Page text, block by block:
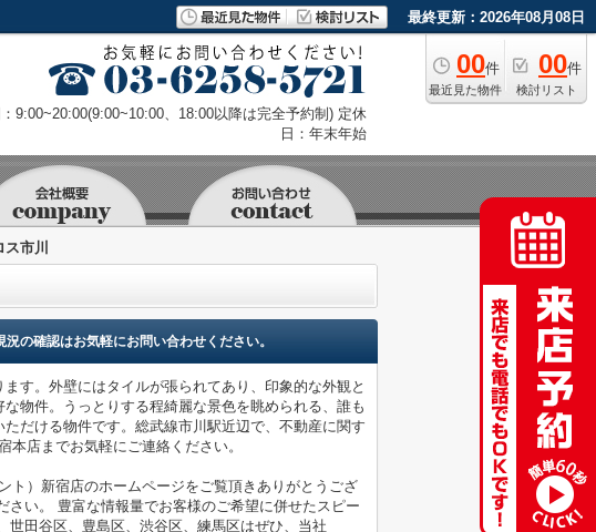
最終更新：2026年08月08日
00件
最近見た物件
00件
検討リスト
9:00~20:00(9:00~10:00、18:00以降は完全予約制) 定休
日：年末年始
市川
況の確認はお気軽にお問い合わせください。
す。外壁にはタイルが張られてあり、印象的な外観と
物件。うっとりする程綺麗な景色を眺められる、誰も
だける物件です。総武線市川駅近辺で、不動産に関す
本店までお気軽にご連絡ください。
ト）新宿店のホームページをご覧頂きありがとうござ
い。 豊富な情報量でお客様のご希望に併せたスピー
田谷区、豊島区、渋谷区、練馬区はぜひ、当社